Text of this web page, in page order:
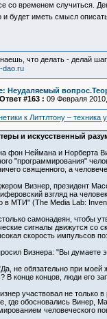
со временем случиться.
и будет иметь смысл
что делать - делай
dao.ru
Неудаляемый
Ответ #163 : 09 Февраля
к Литтлтону – техника
и искусственный
фон Неймана и Норберта
"программирования"
священного, а
Визнер, президент
взгляд на
в МТИ" (The Media Lab:
самонадеян, чтобы
сигналы движутся со
скорость импульсов
Визнера: "Вы думаете
не обязательно при моей
В конце концов, люди его
участвовал не только
где обосновались Винер,
человеческого